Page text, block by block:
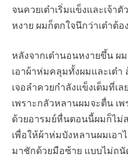
จนควยเต๋าเริ่มแข็งและเจ้า
หงาย ผมก็ตกใจนึกว่าเต๋าต้
หลังจากเต๋านอนหงายขึ้น ผ
เอาผ้าห่มคลุมทั้งผมและเต๋า
เจอลำควยกำลังแข็งเต็มที่เ
เพราะกลัวหลานผมจะตื่น เ
ด้วยอารมย์หื่นตอนนี้ผมก็ไม่
เพื่อให้ผ้าห่มบังหลานผมเอา
มาชักด้วยมือซ้าย แบบไม่ถนั